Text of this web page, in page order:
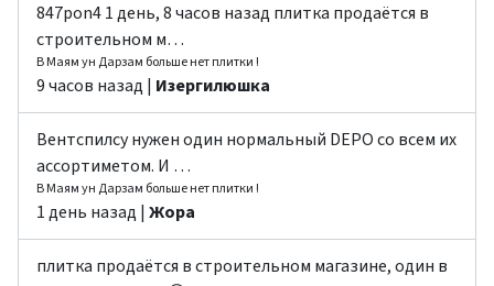
847pon4 1 день, 8 часов назад плитка продаётся в
строительном м…
В Маям ун Дарзам больше нет плитки !
9 часов назад | Изергилюшка
Вентспилсу нужен один нормальный DEPO со всем их
ассортиметом. И …
В Маям ун Дарзам больше нет плитки !
1 день назад | Жора
плитка продаётся в строительном магазине, один в